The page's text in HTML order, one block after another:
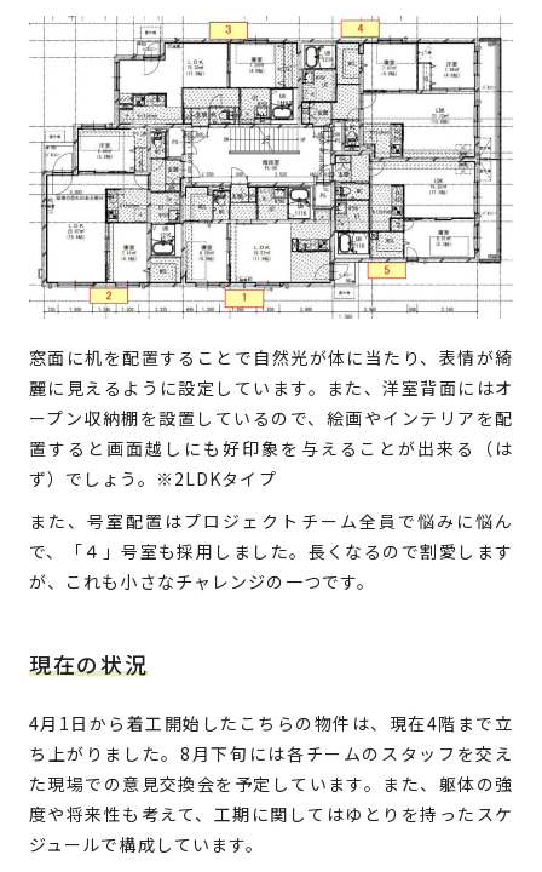
窓面に机を配置することで自然光が体に当たり、表情が綺
麗に見えるように設定しています。また、洋室背面にはオ
ープン収納棚を設置しているので、絵画やインテリアを配
置すると画面越しにも好印象を与えることが出来る（は
ず）でしょう。※2LDKタイプ
また、号室配置はプロジェクトチーム全員で悩みに悩ん
で、「４」号室も採用しました。長くなるので割愛します
が、これも小さなチャレンジの一つです。
現在の状況
4月1日から着工開始したこちらの物件は、現在4階まで立
ち上がりました。8月下旬には各チームのスタッフを交え
た現場での意見交換会を予定しています。また、躯体の強
度や将来性も考えて、工期に関してはゆとりを持ったスケ
ジュールで構成しています。